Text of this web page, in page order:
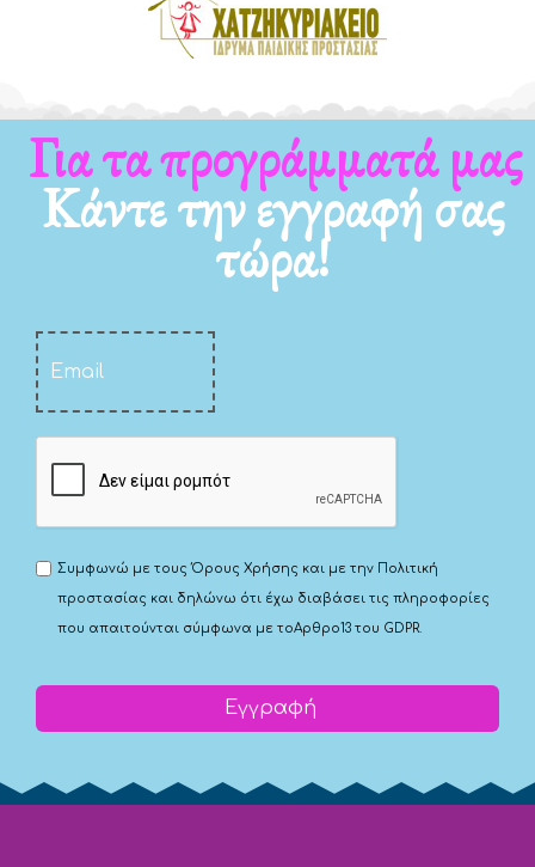
Για τα προγράμματά μας
Κάντε την εγγραφή σας
τώρα!
Συμφωνώ με τουςΌρους Χρήσης και με την Πολιτική
προστασίας και δηλώνω ότι έχω διαβάσει τις πληροφορίες
που απαιτούνται σύμφωνα με τοΑρθρο13 του GDPR.
Εγγραφή